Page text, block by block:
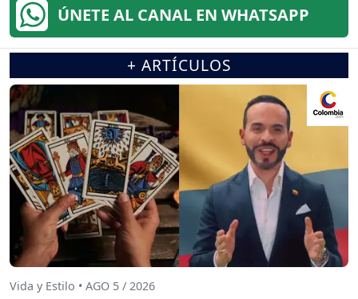
ÚNETE AL CANAL EN WHATSAPP
+ ARTÍCULOS
Vida y Estilo • AGO 5 / 2026